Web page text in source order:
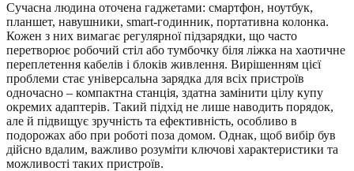
Сучасна людина оточена гаджетами: смартфон, ноутбук,
планшет, навушники, smart-годинник, портативна колонка.
Кожен з них вимагає регулярної підзарядки, що часто
перетворює робочий стіл або тумбочку біля ліжка на хаотичне
переплетення кабелів і блоків живлення. Вирішенням цієї
проблеми стає універсальна зарядка для всіх пристроїв
одночасно – компактна станція, здатна замінити цілу купу
окремих адаптерів. Такий підхід не лише наводить порядок,
але й підвищує зручність та ефективність, особливо в
подорожах або при роботі поза домом. Однак, щоб вибір був
дійсно вдалим, важливо розуміти ключові характеристики та
можливості таких пристроїв.